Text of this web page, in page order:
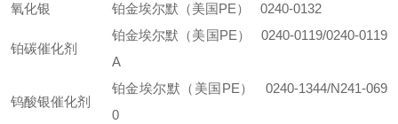
氧化银
铂金埃尔默（美国PE） 0240-0132
铂碳催化剂
铂金埃尔默（美国PE） 0240-0119/0240-0119
A
钨酸银催化剂
铂金埃尔默（美国PE） 0240-1344/N241-069
0